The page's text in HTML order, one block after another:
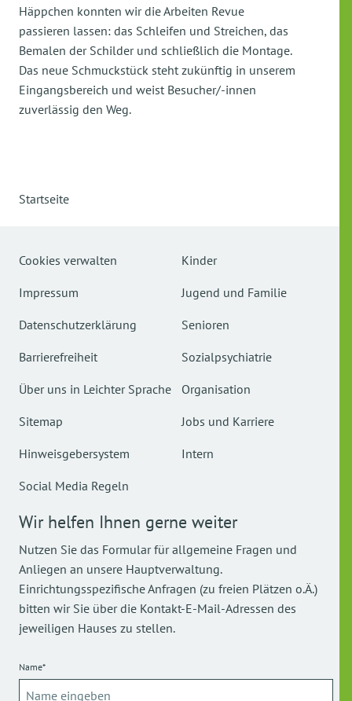
Häppchen konnten wir die Arbeiten Revue
passieren lassen: das Schleifen und Streichen, das
Bemalen der Schilder und schließlich die Montage.
Das neue Schmuckstück steht zukünftig in unserem
Eingangsbereich und weist Besucher/-innen
zuverlässig den Weg.
Startseite
Cookies verwalten
Impressum
Datenschutzerklärung
Barrierefreiheit
Über uns in Leichter Sprache
Sitemap
Hinweisgebersystem
Social Media Regeln
Kinder
Jugend und Familie
Senioren
Sozialpsychiatrie
Organisation
Jobs und Karriere
Intern
Wir helfen Ihnen gerne weiter
Nutzen Sie das Formular für allgemeine Fragen und
Anliegen an unsere Hauptverwaltung.
Einrichtungsspezifische Anfragen (zu freien Plätzen o.Ä.)
bitten wir Sie über die Kontakt-E-Mail-Adressen des
jeweiligen Hauses zu stellen.
Name*